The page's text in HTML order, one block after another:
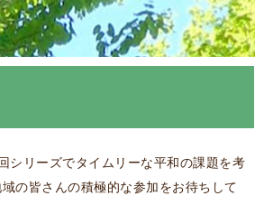
シリーズでタイムリーな平和の課題を考
の皆さんの積極的な参加をお待ちして